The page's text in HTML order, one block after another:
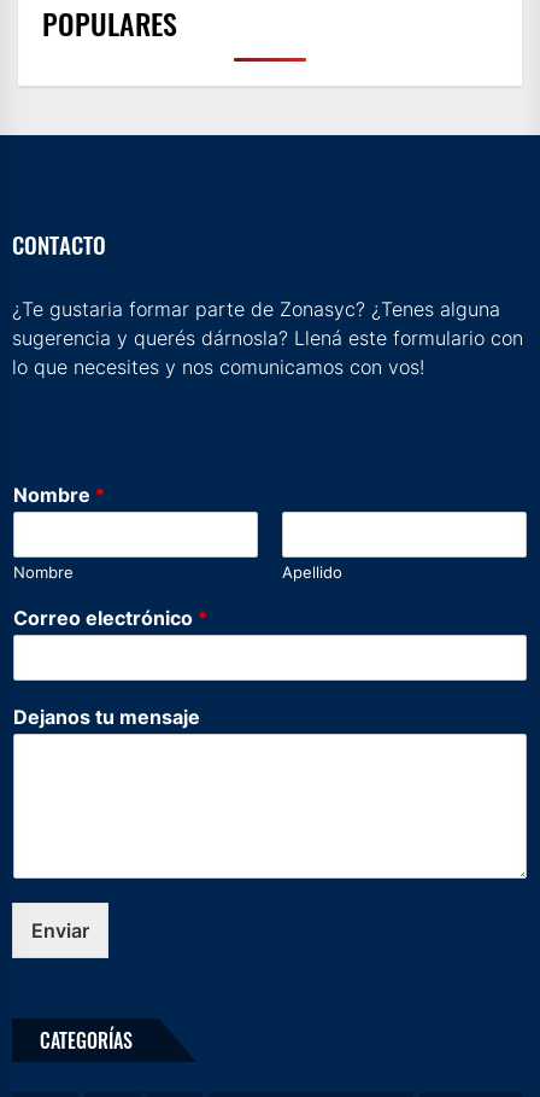
POPULARES
CONTACTO
¿Te gustaria formar parte de Zonasyc? ¿Tenes alguna
sugerencia y querés dárnosla? Llená este formulario con
lo que necesites y nos comunicamos con vos!
*
*
o
m
r
Nombre *
Nombre Apellido
Correo electrónico *
Dejanos tu mensaje
Enviar
CATEGORÍAS